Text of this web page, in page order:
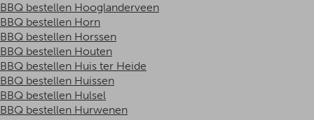
BBQ bestellen Hooglanderveen
BBQ bestellen Horn
BBQ bestellen Horssen
BBQ bestellen Houten
BBQ bestellen Huis ter Heide
BBQ bestellen Huissen
BBQ bestellen Hulsel
BBQ bestellen Hurwenen